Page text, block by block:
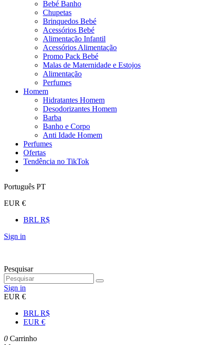
Bebé Banho
Chupetas
Brinquedos Bebé
Acessórios Bebé
Alimentação Infantil
Acessórios Alimentação
Promo Pack Bebé
Malas de Maternidade e Estojos
Alimentação
Perfumes
Homem
Hidratantes Homem
Desodorizantes Homem
Barba
Banho e Corpo
Anti Idade Homem
Perfumes
Ofertas
Tendência no TikTok
Português PT
EUR €
BRL R$
Sign in
Pesquisar
Sign in
EUR €
BRL R$
EUR €
0 Carrinho